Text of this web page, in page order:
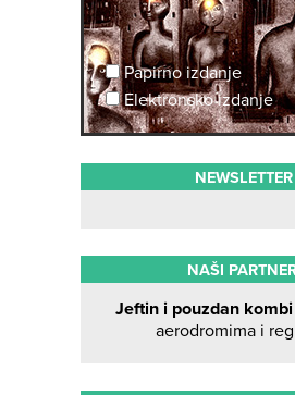
Papirno izdanje
Elektronsko izdanje
NEWSLETTER
NAŠI
Jeftin i pouzdan
aerodromima i